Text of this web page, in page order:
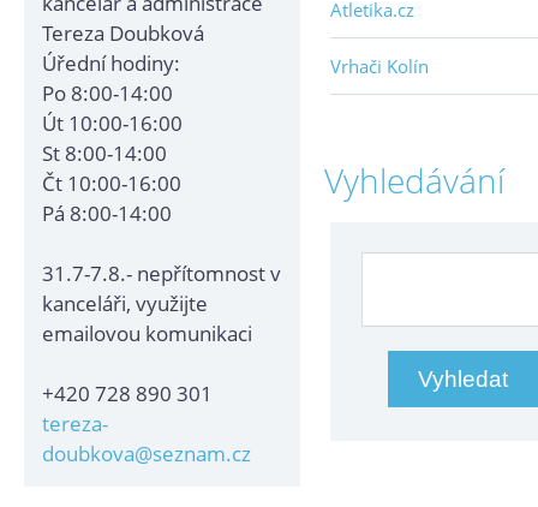
Tereza Doubková
Úřední hodiny:
Po 8:00-14:00
Út 10:00-16:00
St 8:00-14:00
Čt 10:00-16:00
Pá 8:00-14:00
31.7-7.8.- nepřítomnost v
kanceláři, využijte
emailovou komunikaci
+420 728 890 301
tereza-
doubkova@seznam.cz
Atletika.cz
Vrhači Kolín
Vyhledávání